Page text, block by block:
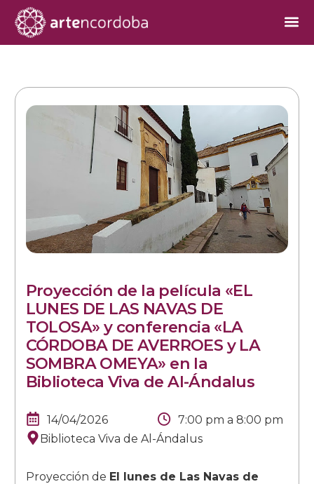
Proyección de la película «EL
LUNES DE LAS NAVAS DE
TOLOSA» y conferencia «LA
CÓRDOBA DE AVERROES y LA
SOMBRA OMEYA» en la
Biblioteca Viva de Al-Ándalus
14/04/2026 7:00 pm a 8:00 pm
Biblioteca Viva de Al-Ándalus
Proyección de El lunes de Las Navas de